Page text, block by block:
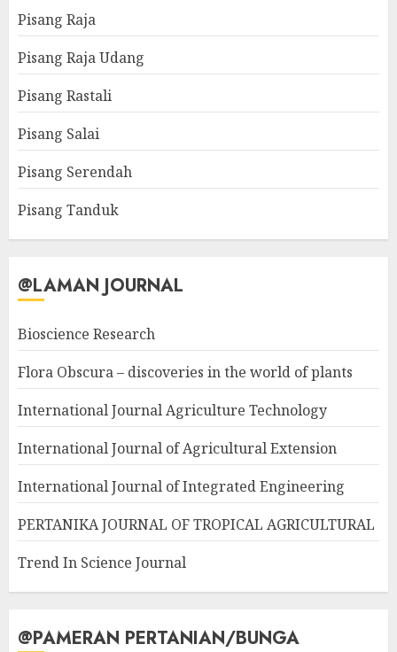
Pisang Raja
Pisang Raja Udang
Pisang Rastali
Pisang Salai
Pisang Serendah
Pisang Tanduk
@LAMAN JOURNAL
Bioscience Research
Flora Obscura – discoveries in the world of plants
International Journal Agriculture Technology
International Journal of Agricultural Extension
International Journal of Integrated Engineering
PERTANIKA JOURNAL OF TROPICAL AGRICULTURAL
Trend In Science Journal
@PAMERAN PERTANIAN/BUNGA